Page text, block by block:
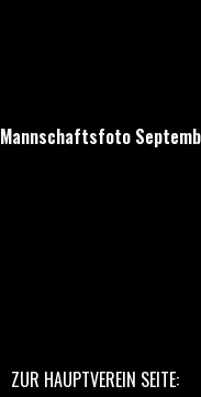
Mannschaftsfoto
ZUR HAUPTVEREIN SEITE: